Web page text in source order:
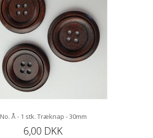
No. Å - 1 stk. Træknap - 30mm
6,00 DKK